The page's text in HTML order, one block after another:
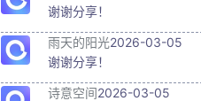
谢谢分享！
雨天的阳光2026-03-05
谢谢分享！
诗意空间2026-03-05